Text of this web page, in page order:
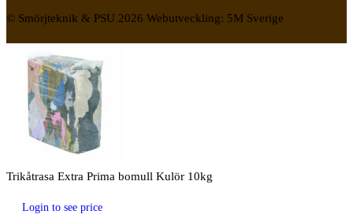
© Smörjteknik & PSU 2026 Webutveckling: 5M Sverige
Trikåtrasa Extra Prima bomull Kulör 10kg
Login to see price